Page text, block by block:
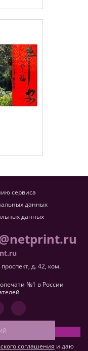
сервиса
данных
данных
д. 42, ком.
№1 в России
соглашения и даю